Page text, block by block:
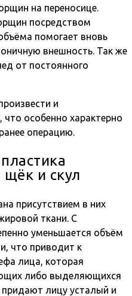
на переносице.
посредством
помогает вновь
внешность. Так же
от постоянного
и
особенно характерно
операцию.
и скул
присутствием в них
ткани. С
уменьшается объём
что приводит к
лица, которая
либо выделяющихся
придают лицу усталый и